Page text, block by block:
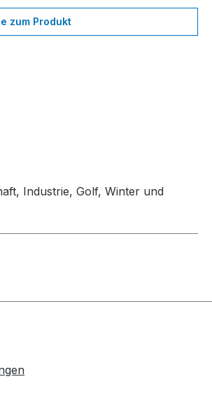
zum Produkt
Industrie, Golf, Winter und